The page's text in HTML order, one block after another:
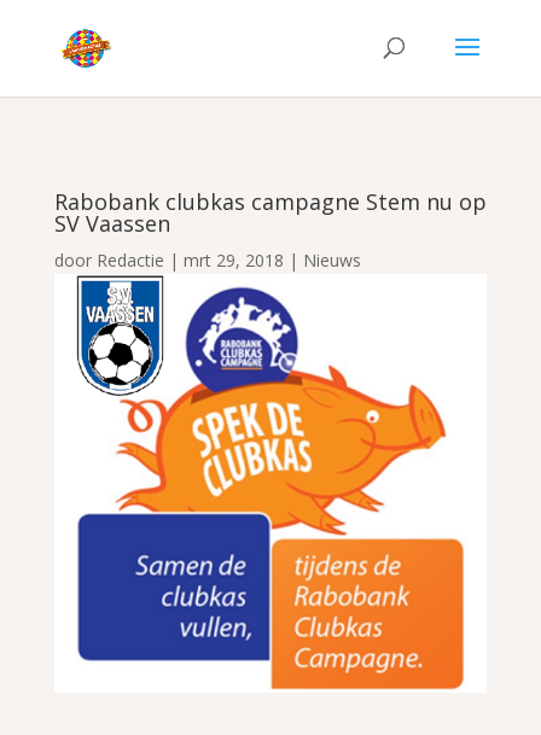
Rabobank clubkas campagne Stem nu op
SV Vaassen
door Redactie | mrt 29, 2018 | Nieuws